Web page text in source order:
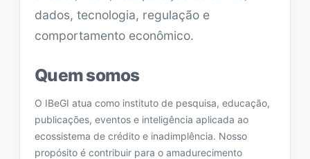
dados, tecnologia, regulação e
comportamento econômico.
Quem somos
O IBeGI atua como instituto de pesquisa, educação,
publicações, eventos e inteligência aplicada ao
ecossistema de crédito e inadimplência. Nosso
propósito é contribuir para o amadurecimento